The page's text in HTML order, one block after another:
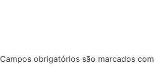
Campos obrigatórios são marcados com